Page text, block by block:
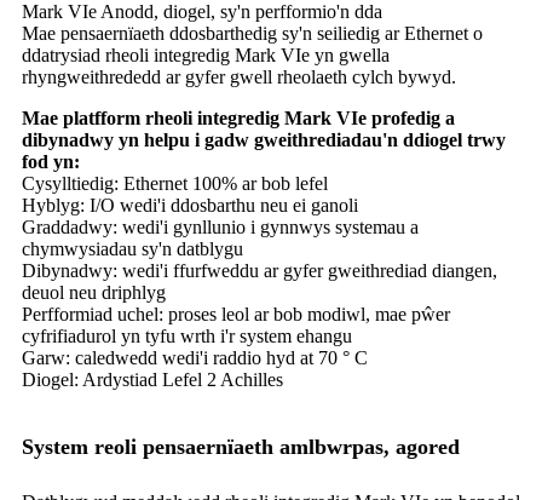
Mark VIe Anodd, diogel, sy'n perfformio'n dda
Mae pensaernïaeth ddosbarthedig sy'n seiliedig ar Ethernet o
ddatrysiad rheoli integredig Mark VIe yn gwella
rhyngweithrededd ar gyfer gwell rheolaeth cylch bywyd.
Mae platfform rheoli integredig Mark VIe profedig a
dibynadwy yn helpu i gadw gweithrediadau'n ddiogel trwy
fod yn:
Cysylltiedig: Ethernet 100% ar bob lefel
Hyblyg: I/O wedi'i ddosbarthu neu ei ganoli
Graddadwy: wedi'i gynllunio i gynnwys systemau a
chymwysiadau sy'n datblygu
Dibynadwy: wedi'i ffurfweddu ar gyfer gweithrediad diangen,
deuol neu driphlyg
Perfformiad uchel: proses leol ar bob modiwl, mae pŵer
cyfrifiadurol yn tyfu wrth i'r system ehangu
Garw: caledwedd wedi'i raddio hyd at 70 ° C
Diogel: Ardystiad Lefel 2 Achilles
System reoli pensaernïaeth amlbwrpas, agored